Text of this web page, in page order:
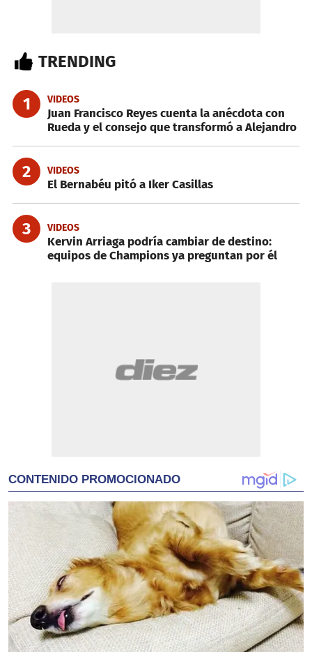
TRENDING
1 VIDEOS
Juan Francisco Reyes cuenta la anécdota con
Rueda y el consejo que transformó a Alejandro
2 VIDEOS
El Bernabéu pitó a Iker Casillas
3 VIDEOS
Kervin Arriaga podría cambiar de destino:
equipos de Champions ya preguntan por él